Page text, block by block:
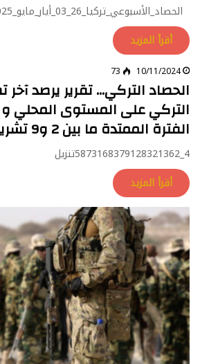
الحصاد_الأسبوعي_تركيا_26_03_أيار_مايو_2025تنزيل
أقرأ المزيد
10/11/2024
73
الحصاد التركي… تقرير يرصد
التركي على المستوى المحلي
الفترة الممتدة ما بين 2 و9 تشرين الثاني
4_5873168379128321362تنزيل
أقرأ المزيد